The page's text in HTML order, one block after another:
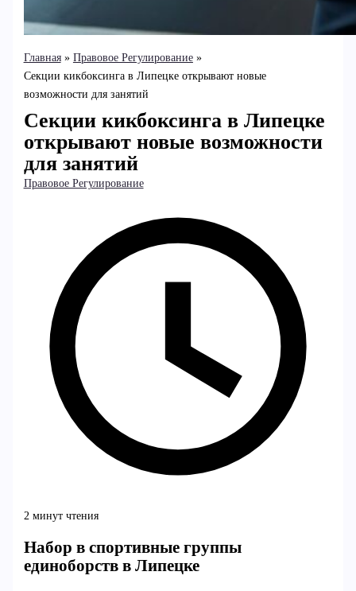
Главная
Правовое Регулирование
Секции кикбоксинга в Липецке открывают новые
возможности для занятий
Секции кикбоксинга в Липецке
открывают новые возможности
для занятий
Правовое Регулирование
2 минут чтения
Набор в спортивные группы
единоборств в Липецке